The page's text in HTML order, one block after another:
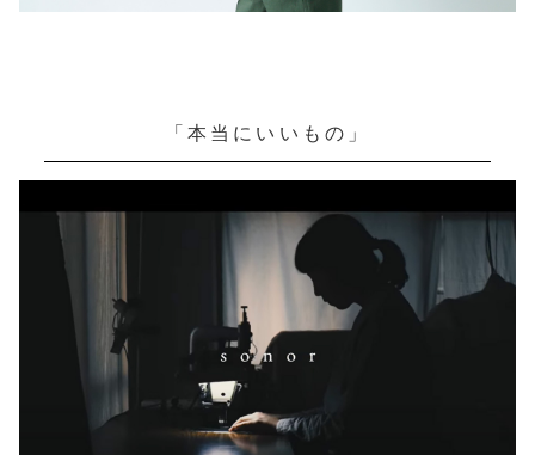
「本当にいいもの」